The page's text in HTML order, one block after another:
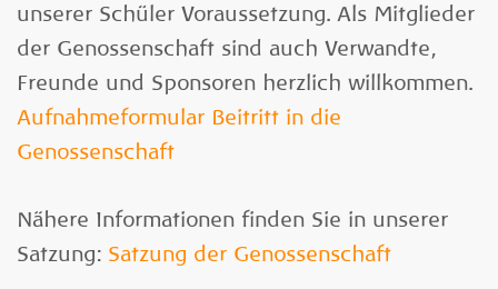
unserer Schüler Voraussetzung. Als Mitglieder
der Genossenschaft sind auch Verwandte,
Freunde und Sponsoren herzlich willkommen.
Aufnahmeformular Beitritt in die
Genossenschaft
Nähere Informationen finden Sie in unserer
Satzung: Satzung der Genossenschaft